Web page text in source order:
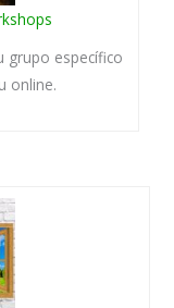
grupo específico
online.